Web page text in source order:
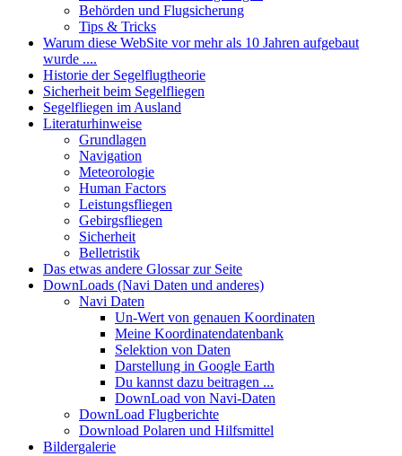
Behörden und Flugsicherung
Tips & Tricks
Warum diese WebSite vor mehr als 10 Jahren aufgebaut
wurde ....
Historie der Segelflugtheorie
Sicherheit beim Segelfliegen
Segelfliegen im Ausland
Literaturhinweise
Grundlagen
Navigation
Meteorologie
Human Factors
Leistungsfliegen
Gebirgsfliegen
Sicherheit
Belletristik
Das etwas andere Glossar zur Seite
DownLoads (Navi Daten und anderes)
Navi Daten
Un-Wert von genauen Koordinaten
Meine Koordinatendatenbank
Selektion von Daten
Darstellung in Google Earth
Du kannst dazu beitragen ...
DownLoad von Navi-Daten
DownLoad Flugberichte
Download Polaren und Hilfsmittel
Bildergalerie